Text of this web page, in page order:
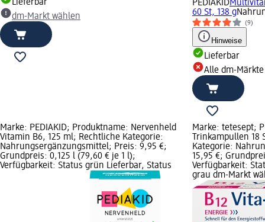
Lieferbar
dm-Markt wählen
PEDIAKID
60 St, 138 g
(9)
Hinweise
Lieferbar
Alle dm-Märkte
Marke: PEDIAKID; Produktname: Nervenheld
Vitamin B6, 125 ml; Rechtliche Kategorie:
Nahrungsergänzungsmittel; Preis: 9,95 €;
Grundpreis: 0,125 l (79,60 € je 1 l);
Verfügbarkeit: Status grün Lieferbar, Status
Marke: tetesept;
Trinkampullen 18
Kategorie:
15,95 €;
Verfügbarkeit:
grau dm-Markt